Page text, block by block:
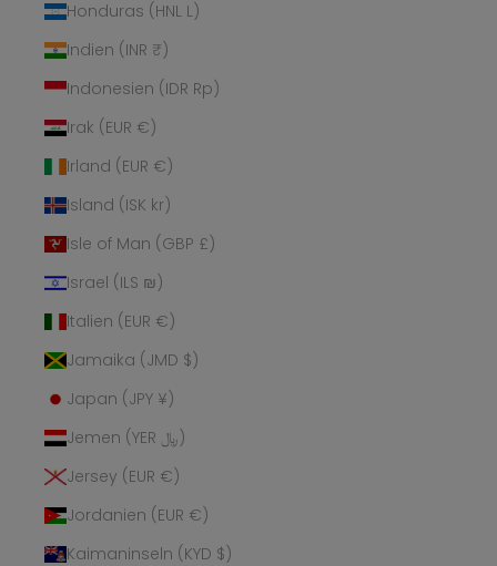
Honduras (HNL L)
Indien (INR ₹)
Indonesien (IDR Rp)
Irak (EUR €)
Irland (EUR €)
Island (ISK kr)
Isle of Man (GBP £)
Israel (ILS ₪)
Italien (EUR €)
Jamaika (JMD $)
Japan (JPY ¥)
Jemen (YER ﷼)
Jersey (EUR €)
Jordanien (EUR €)
Kaimaninseln (KYD $)